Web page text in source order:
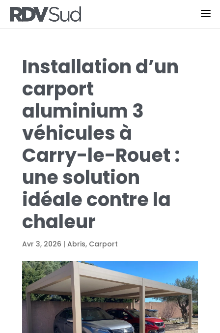
Installation d’un
carport
aluminium 3
véhicules à
Carry-le-Rouet :
une solution
idéale contre la
chaleur
Avr 3, 2026 | Abris, Carport